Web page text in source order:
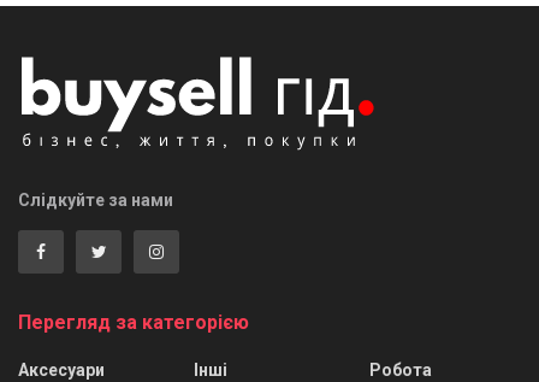
Слідкуйте за нами
Перегляд за категорією
Аксесуари
Інші
Робота